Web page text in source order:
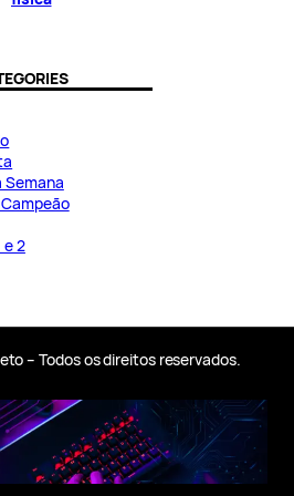
Semana
e 2
– Todos os direitos reservados.